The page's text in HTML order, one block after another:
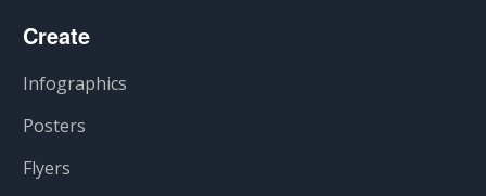
Create
Infographics
Posters
Flyers